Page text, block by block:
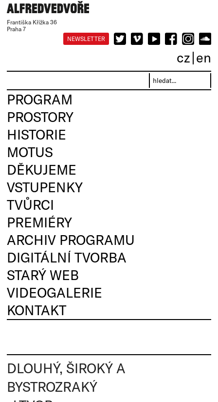
Františka Křížka 36
Praha 7
NEWSLETTER
cz en
PROGRAM
PROSTORY
HISTORIE
MOTUS
DĚKUJEME
VSTUPENKY
TVŮRCI
PREMIÉRY
ARCHIV PROGRAMU
DIGITÁLNÍ TVORBA
STARÝ WEB
VIDEOGALERIE
KONTAKT
DLOUHÝ, ŠIROKÝ A
BYSTROZRAKÝ